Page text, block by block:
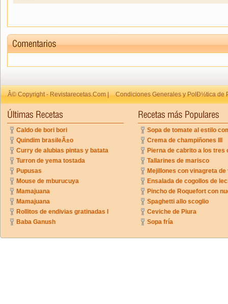
Â© Copyright - Revistarecetas.Com | Condiciones Generales y PolÐ½tica de
Caldo de bori bori
Quindim brasileÃ±o
Curry de alubias pintas y batata
Turron de yema tostada
Pupusas
Mouse de mburucuya
Mamajuana
Mamajuana
Rollitos de endivias gratinadas I
Baba Ganush
Sopa de tomate al estilo
Crema de champiñones III
Pierna de cabrito a los tres
Tallarines de marisco
Mejillones con vinagreta
Ensalada de cogollos de
Pincho de Roquefort con
Spaghetti allo scoglio
Ceviche de Piura
Sopa fría